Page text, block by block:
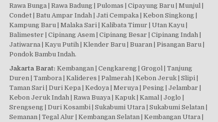
Rawa Bunga | Rawa Badung | Pulomas | Cipayung Baru | Munjul |
Condet | Batu Ampar Indah | Jati Cempaka | Kebon Singkong |
Kampung Baru | Malaka Sari | Kalibata Timur | Utan Kayu |
Balimester | Cipinang Asem | Cipinang Besar | Cipinang Indah |
Jatiwarna | Kayu Putih | Klender Baru | Buaran | Pisangan Baru |
Pondok Bambu Indah.
Jakarta Barat: Kembangan | Cengkareng | Grogol | Tanjung
Duren | Tambora | Kalideres | Palmerah | Kebon Jeruk | Slipi |
Taman Sari | Duri Kepa | Kedoya | Meruya | Pesing | Jelambar |
Kebon Jeruk Indah | Rawa Buaya | Kapuk | Kamal | Joglo |
Srengseng | Duri Kosambi | Sukabumi Utara | Sukabumi Selatan |
Semanan | Tegal Alur | Kembangan Selatan | Kembangan Utara |